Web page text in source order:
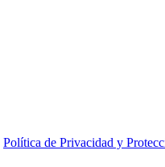
Política de Privacidad y